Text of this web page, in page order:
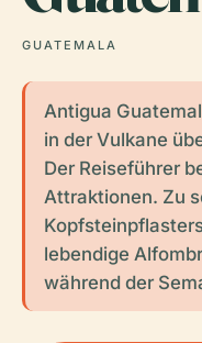
GUATEMALA
Antigua
in der Vulkane
Der Reiseführer
Attraktionen. Zu
lebendige
während der